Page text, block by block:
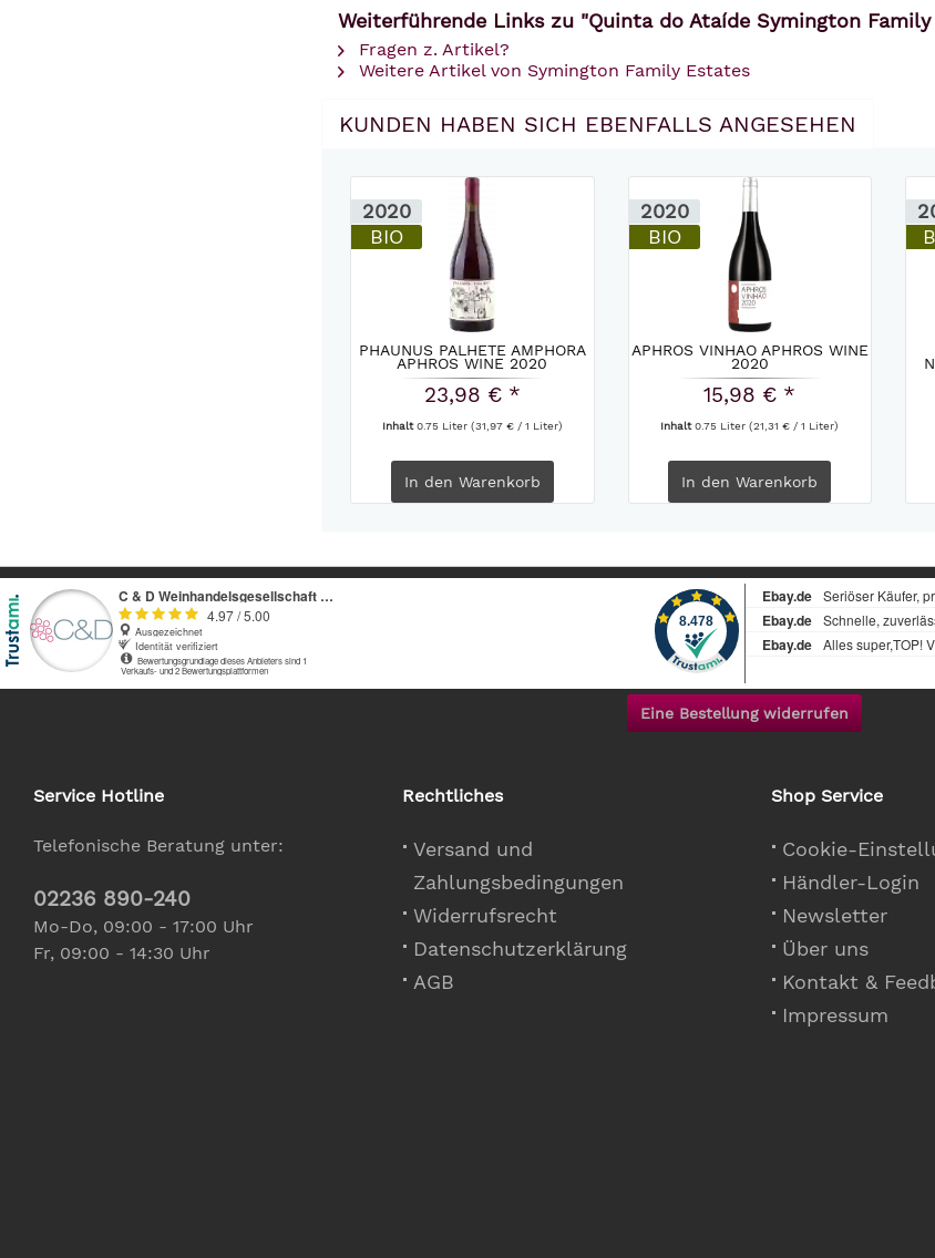
Weiterführende Links zu "Quinta do Ataíde Symington Family
Fragen z. Artikel?
Weitere Artikel von Symington Family Estates
KUNDEN HABEN SICH EBENFALLS ANGESEHEN
2020
BIO
PHAUNUS PALHETE AMPHORA
APHROS WINE 2020
23,98 € *
Inhalt0.75 Liter (31,97 € / 1 Liter)
In den Warenkorb
2020
BIO
APHROS VINHAO APHROS WINE
2020
15,98 € *
Inhalt0.75 Liter(21,31 € / 1 Liter)
In den Warenkorb
Eine Bestellung widerrufen
Service Hotline
Telefonische Beratung unter:
02236 890-240
Mo-Do, 09:00 - 17:00 Uhr
Fr, 09:00 - 14:30 Uhr
Rechtliches
Versand und
Zahlungsbedingungen
Widerrufsrecht
Datenschutzerklärung
AGB
Shop Service
Cookie-
Händler-Login
Newsletter
Über uns
Kontakt &
Impressum